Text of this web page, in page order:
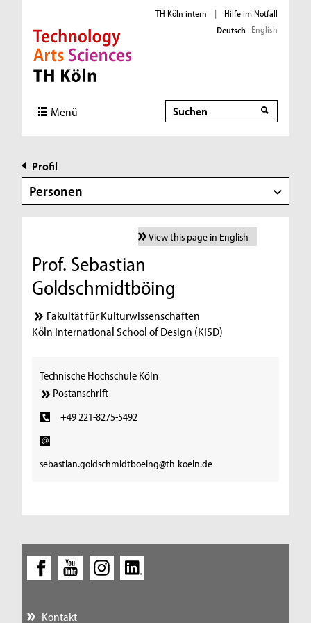
Direkt zur Hauptnavigation
Direkt zur Subnavigation
Direkt zum Inhalt
Direkt zum Fußbereich
TH Köln intern |
Hilfe im Notfall
Deutsch English
Menü Suche
Profil
Personen
View this page in English
Prof. Sebastian
Goldschmidtböing
Fakultät für Kulturwissenschaften
Köln International School of Design (KISD)
Technische Hochschule Köln
Postanschrift
+49 221-8275-5492
sebastian.goldschmidtboeing@th-koeln.de
Kontakt